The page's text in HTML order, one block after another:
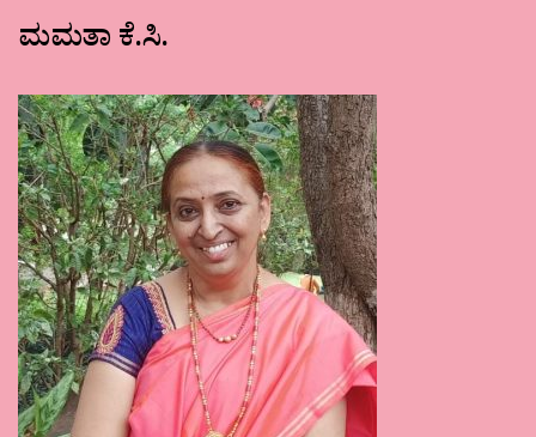
ಮಮತಾ ಕೆ.ಸಿ.